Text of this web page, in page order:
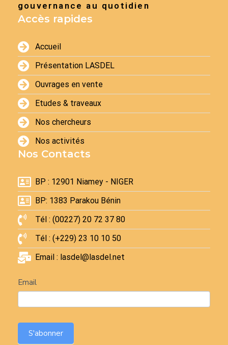
gouvernance au quotidien
Accès rapides
Accueil
Présentation LASDEL
Ouvrages en vente
Etudes & traveaux
Nos chercheurs
Nos activités
Nos Contacts
BP : 12901 Niamey - NIGER
BP: 1383 Parakou Bénin
Tél : (00227) 20 72 37 80
Tél : (+229) 23 10 10 50
Email : lasdel@lasdel.net
Newsletter
Email
S'abonner